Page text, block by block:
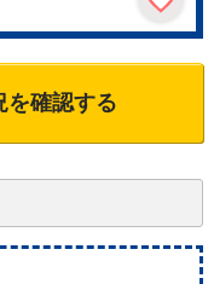
確認する